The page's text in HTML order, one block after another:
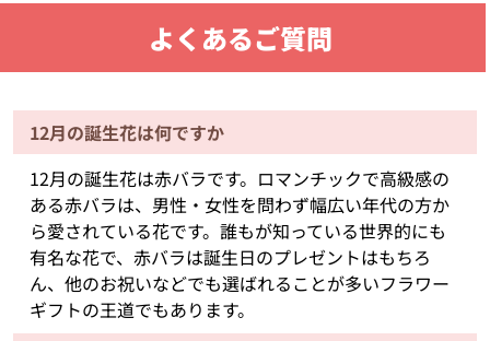
よくあるご質問
12月の誕生花は何ですか
12月の誕生花は赤バラです。ロマンチックで高級感の
ある赤バラは、男性・女性を問わず幅広い年代の方か
ら愛されている花です。誰もが知っている世界的にも
有名な花で、赤バラは誕生日のプレゼントはもちろ
ん、他のお祝いなどでも選ばれることが多いフラワー
ギフトの王道でもあります。